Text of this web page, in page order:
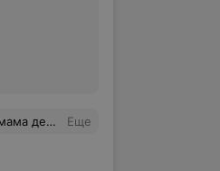
на высоком уровне! Еще